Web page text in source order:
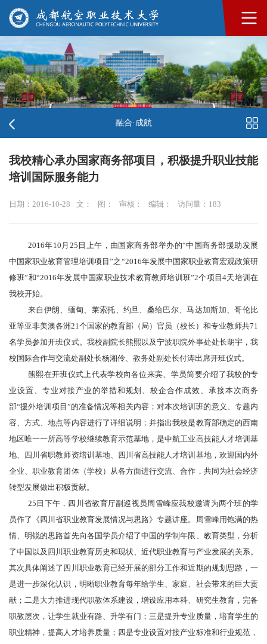
融合·成航
我校精心承办国家商务部项目，积极提升职业技能
培训国际服务能力
日期：2016-10-28 文： 图： 审核： 编辑： 访问量： 183
2016年10月25日上午，由国家商务部举办的“中国商务部援助发展
中国家职业教育管理培训项目”之“2016年发展中国家职业教育宏观政策研
修班”和“2016年发展中国家职业技术教育教师培训班”2个项目4天培训在
我校开始。
来自伊朗、缅甸、莱索托、约旦、桑给巴尔、马达加斯加、哥伦比
亚等亚非美澳各洲21个国家的教育部（局）官员（校长）和专业教师共71
名学员参加开班仪式。我校副院长熊熙以及宁波职院外事处处长胡宇，我
校国际合作与交流处副处长杨湘伶、教务处副处长付涛出席开班仪式。
熊熙在开班仪式上代表学校向各位来宾、学员简要介绍了我校的专
业设置、专业对接产业的举措和规划、校企合作成效、承接本次商务
部“援外培训项目”的准备情况等相关内容；对本次培训班的意义、专题内
容、方式、地点等内容进行了详细说明；并指出我校是教育部确定的西南
地区唯一一所高等学校继续教育示范基地，是中航工业高技能人才培训基
地、四川省职教师资培训基地、四川省高技能人才培训基地，欢迎国内外
企业、职业教育团体（学校）从各方面进行交流、合作，共同为社会经济
转型发展做出积极贡献。
25日下午，四川省教育厅副巡视员周雪峰应我校邀请为两个班的学
员作了《四川省职业教育发展情况与思路》专题讲座。周雪峰用饱满的热
情、明锐的思路首先向各国学员介绍了中国的学制年限、教育类型，分析
了中国以及四川职业教育历史和现状、近代职业教育与产业发展的关系。
其次具体阐述了四川职业教育已经开展的部分工作和近期的规划思路，一
是进一步深化认识，明晰职业教育每年给学生、家庭、社会带来的巨大贡
献；二是大力推进现代职教体系建设，增设应用本科、研究生教育 ， 完备
职教层次，让学生就业有路、升学有门；三是提升专业质量，培育学生的
职业精神，提高人才培养质量；四是专业设置对接产业标准和行业规范，